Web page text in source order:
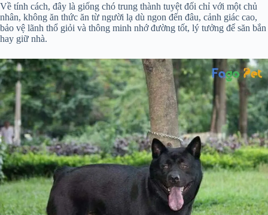
Về tính cách, đây là giống chó trung thành tuyệt đối chỉ với một chủ
nhân, không ăn thức ăn từ người lạ dù ngon đến đâu, cảnh giác cao,
bảo vệ lãnh thổ giỏi và thông minh nhớ đường tốt, lý tưởng để săn bắn
hay giữ nhà.